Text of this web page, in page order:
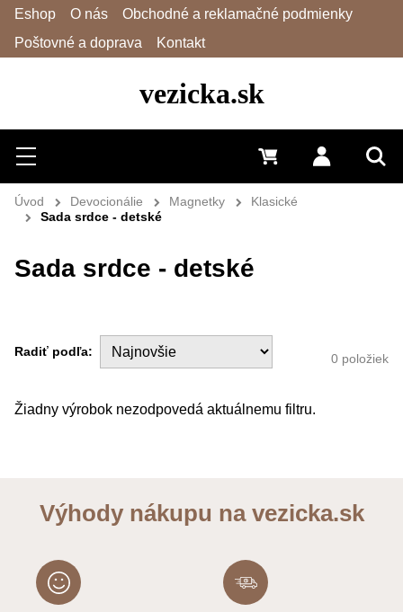
vezicka.sk
Hľadať
Menu Prihlásiť
0 €
Eshop O nás
Obchodné a reklamačné podmienky
Poštovné a doprava
Kontakt
Úvod Devocionálie Magnetky
Klasické
Sada srdce - detské
Sada srdce - detské
Radiť podľa: 0 položiek
Výhody nákupu na vezicka.sk